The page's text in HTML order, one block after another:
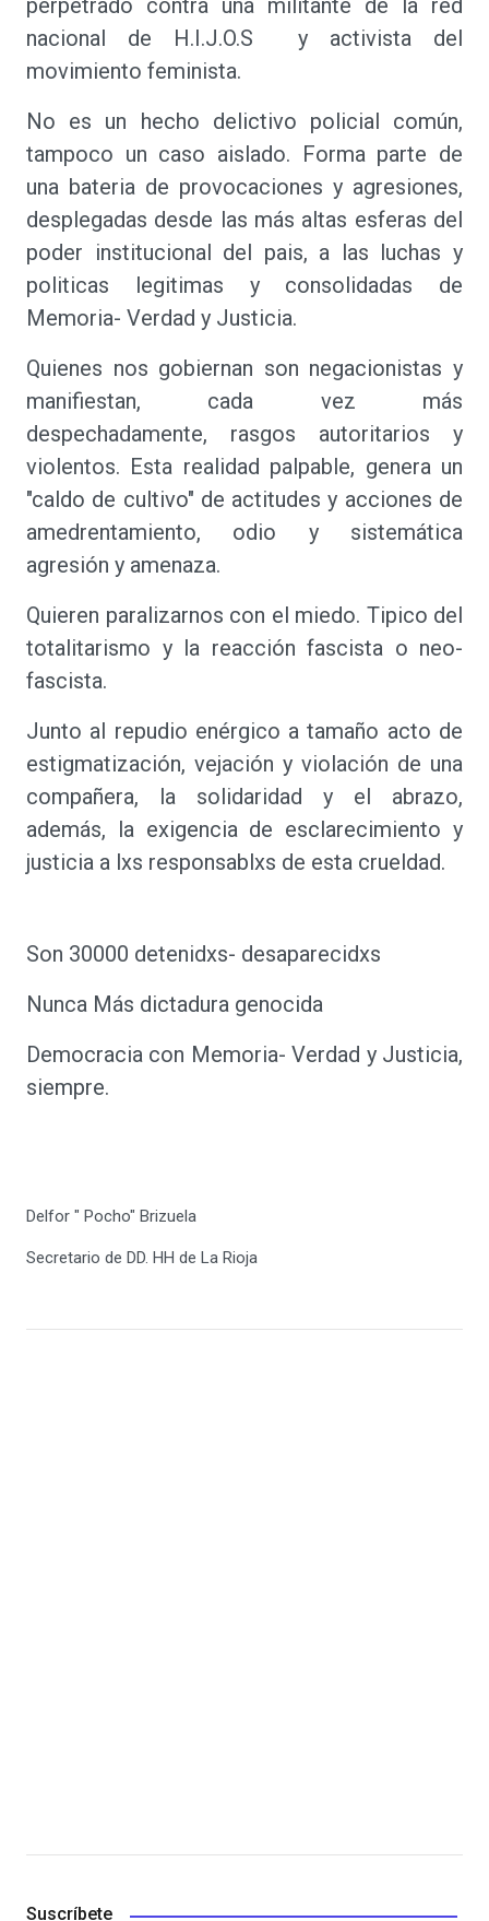
perpetrado contra una militante de la red
nacional de H.I.J.O.S y activista del
movimiento feminista.
No es un hecho delictivo policial común,
tampoco un caso aislado. Forma parte de
una bateria de provocaciones y agresiones,
desplegadas desde las más altas esferas del
poder institucional del pais, a las luchas y
politicas legitimas y consolidadas de
Memoria- Verdad y Justicia.
Quienes nos gobiernan son negacionistas y
manifiestan, cada vez más
despechadamente, rasgos autoritarios y
violentos. Esta realidad palpable, genera un
"caldo de cultivo" de actitudes y acciones de
amedrentamiento, odio y sistemática
agresión y amenaza.
Quieren paralizarnos con el miedo. Tipico del
totalitarismo y la reacción fascista o neo-
fascista.
Junto al repudio enérgico a tamaño acto de
estigmatización, vejación y violación de una
compañera, la solidaridad y el abrazo,
además, la exigencia de esclarecimiento y
justicia a lxs responsablxs de esta crueldad.
Son 30000 detenidxs- desaparecidxs
Nunca Más dictadura genocida
Democracia con Memoria- Verdad y Justicia,
siempre.
Delfor " Pocho" Brizuela
Secretario de DD. HH de La Rioja
Suscríbete